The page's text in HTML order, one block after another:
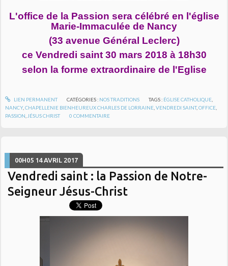
L'office de la Passion sera célébré en l'église
Marie-Immaculée de Nancy
(33 avenue Général Leclerc)
ce Vendredi saint 30 mars 2018 à 18h30
selon la forme extraordinaire de l'Eglise
LIEN PERMANENT CATÉGORIES : NOS TRADITIONS TAGS : ÉGLISE CATHOLIQUE
NANCY,CHAPELLENIE BIENHEUREUX CHARLES DE LORRAINE ,VENDREDI SAINT,OFFICE
PASSION JÉSUS CHRIST 0 COMMENTAIRE
00H05 14 AVRIL 2017
Vendredi saint : la Passion de Notre-
Seigneur Jésus-Christ